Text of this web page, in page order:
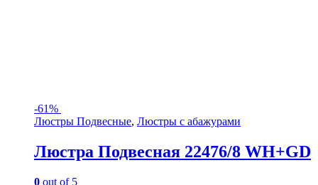
-61%
Люстры Подвесные, Люстры с абажурами
Люстра Подвесная 22476/8 WH+GD
0 out of 5